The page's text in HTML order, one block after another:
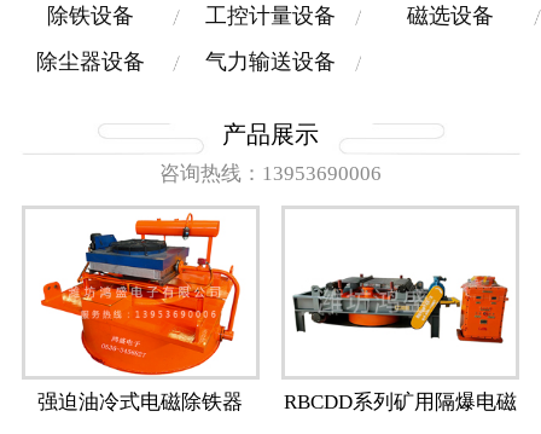
除铁设备 工控计量设备
磁选设备
除尘器设备
气力输送设备
产品展示
咨询热线：13953690006
强迫油冷式电磁除铁器
RBCDD系列矿用隔爆电磁